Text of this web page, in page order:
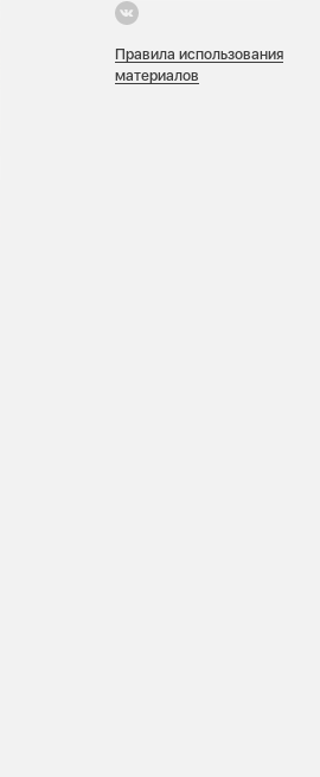
Правила использования
материалов